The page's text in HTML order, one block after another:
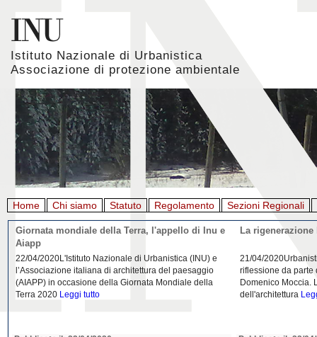
Istituto Nazionale di Urbanistica
Associazione di protezione ambientale
Home Chi siamo Statuto Regolamento Sezioni Regionali
Giornata mondiale della Terra, l'appello di Inu e
Aiapp
22/04/2020L'Istituto Nazionale di Urbanistica (INU) e
l’Associazione italiana di architettura del paesaggio
(AIAPP) in occasione della Giornata Mondiale della
Terra 2020 Leggi tutto
La
21/04/
riflessione da parte
Domenico Moccia.
dell'architettura